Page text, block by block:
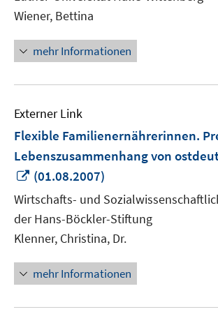
Wiener, Bettina
mehr Informationen
Externer Link
Flexible Familienernährerinnen.
Lebenszusammenhang von
In
neuem
Fenster
öffnen
(01.08.2007)
Wirtschafts- und
der Hans-Böckler-Stiftung
Klenner, Christina, Dr.
mehr Informationen